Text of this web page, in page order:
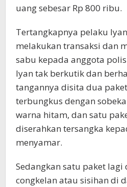
uang sebesar Rp 800 ribu.
Tertangkapnya pelaku
melakukan transaksi dan
sabu kepada anggota
Iyan tak berkutik dan
tangannya disita dua
terbungkus dengan
warna hitam, dan satu
diserahkan tersangka
menyamar.
Sedangkan satu paket
congkelan atau sisihan di